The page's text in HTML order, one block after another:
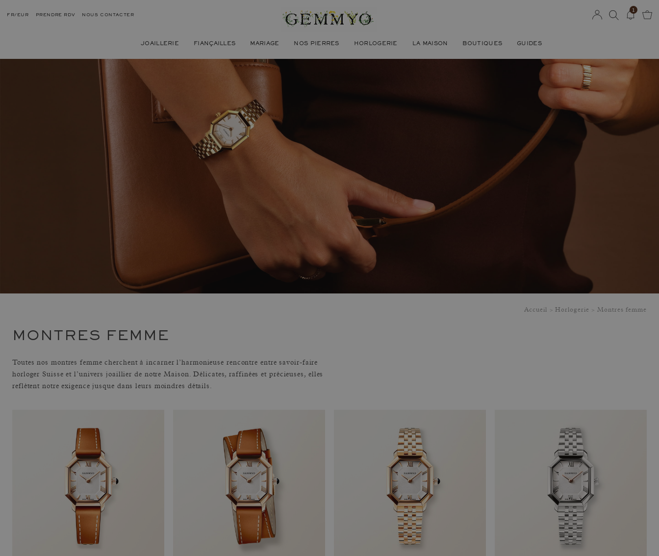
FR/EUR PRENDRE RDV NOUS CONTACTER
JOAILLERIE FIANÇAILLES MARIAGE NOS PIERRES HORLOGERIE LA MAISON BOUTIQUES GUIDES
1
Accueil Horlogerie Montres femme
MONTRES FEMME
Toutes nos montres femme cherchent à incarner l’harmonieuse rencontre entre savoir-faire
horloger Suisse et l’univers joaillier de notre Maison. Délicates, raffinées et précieuses, elles
reflètent notre exigence jusque dans leurs moindres détails.